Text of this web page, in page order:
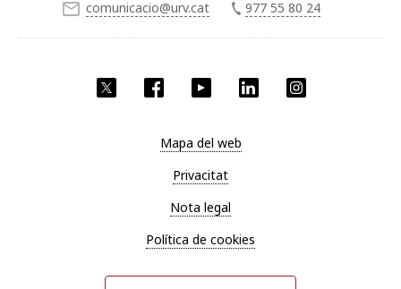
Facebook YouTube LinkedIn
comunicacio@urv.cat 977 55 80 24
Mapa del web
Privacitat
Nota legal
Política de cookies